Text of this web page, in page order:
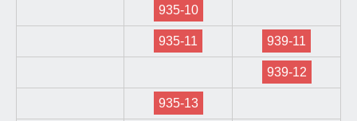
935-10
935-11 939-11
939-12
935-13